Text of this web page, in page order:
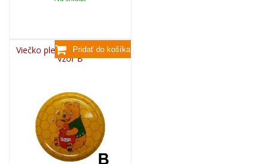
Viečko plechové TWIST 82 -
vzor B